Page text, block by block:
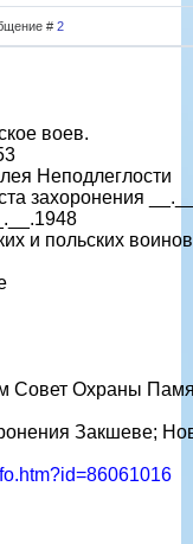
# 2
воев.
Неподлеглости
захоронения
и польских
Совет Охраны
Закшеве;